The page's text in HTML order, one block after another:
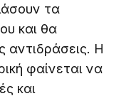
τα
και θα
αντιδράσεις. Η
φαίνεται να
και